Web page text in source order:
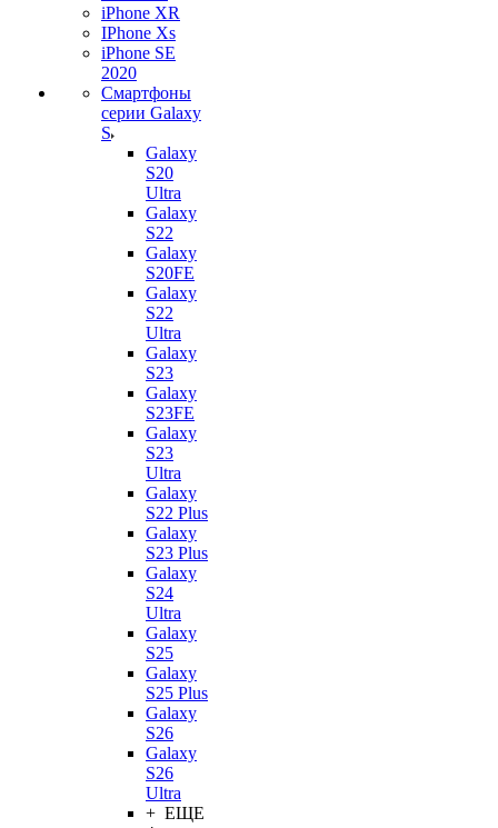
iPhone XR
IPhone Xs
iPhone SE
2020
Смартфоны
серии Galaxy
S
Galaxy
S20
Ultra
Galaxy
S22
Galaxy
S20FE
Galaxy
S22
Ultra
Galaxy
S23
Galaxy
S23FE
Galaxy
S23
Ultra
Galaxy
S22 Plus
Galaxy
S23 Plus
Galaxy
S24
Ultra
Galaxy
S25
Galaxy
S25 Plus
Galaxy
S26
Galaxy
S26
Ultra
+ ЕЩЕ